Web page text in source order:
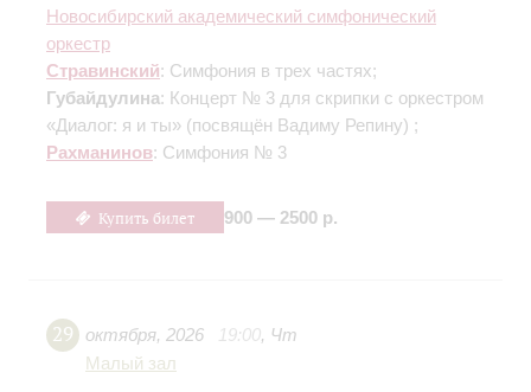
Новосибирский академический симфонический
оркестр
Стравинский: Симфония в трех частях;
Губайдулина: Концерт № 3 для скрипки с оркестром
«Диалог: я и ты» (посвящён Вадиму Репину) ;
Рахманинов: Симфония № 3
Купить билет 900 — 2500 р.
29 октября, 2026 19:00, Чт
Малый зал